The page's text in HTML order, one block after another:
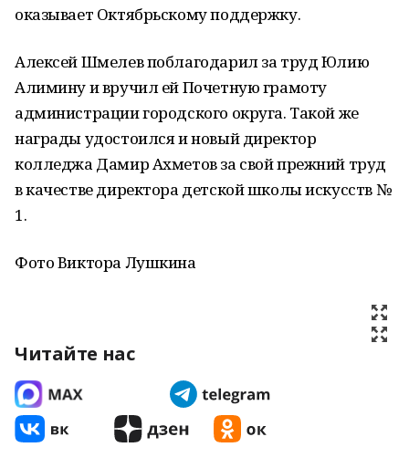
оказывает Октябрьскому поддержку.
Алексей Шмелев поблагодарил за труд Юлию
Алимину и вручил ей Почетную грамоту
администрации городского округа. Такой же
награды удостоился и новый директор
колледжа Дамир Ахметов за свой прежний труд
в качестве директора детской школы искусств №
1.
Фото Виктора Лушкина
Читайте нас